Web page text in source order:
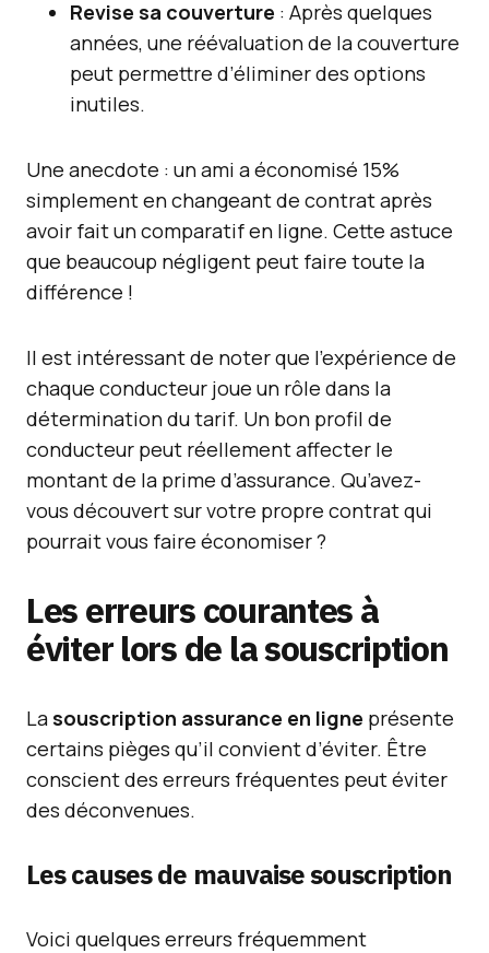
Revise sa couverture : Après quelques
années, une réévaluation de la couverture
peut permettre d’éliminer des options
inutiles.
Une anecdote : un ami a économisé 15%
simplement en changeant de contrat après
avoir fait un comparatif en ligne. Cette astuce
que beaucoup négligent peut faire toute la
différence !
Il est intéressant de noter que l’expérience de
chaque conducteur joue un rôle dans la
détermination du tarif. Un bon profil de
conducteur peut réellement affecter le
montant de la prime d’assurance. Qu’avez-
vous découvert sur votre propre contrat qui
pourrait vous faire économiser ?
Les erreurs courantes à
éviter lors de la souscription
La souscription assurance en ligne présente
certains pièges qu’il convient d’éviter. Être
conscient des erreurs fréquentes peut éviter
des déconvenues.
Les causes de mauvaise souscription
Voici quelques erreurs fréquemment